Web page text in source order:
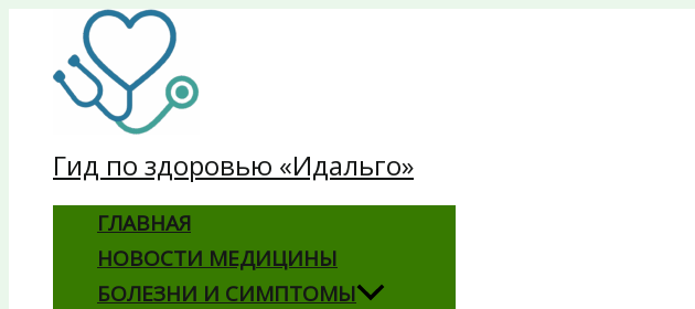
содержимому
Гид по здоровью «Идальго»
ГЛАВНАЯ
НОВОСТИ МЕДИЦИНЫ
БОЛЕЗНИ И СИМПТОМЫ